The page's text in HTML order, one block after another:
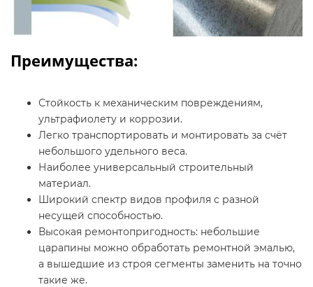
Преимущества:
Стойкость к механическим повреждениям,
ультрафиолету и коррозии.
Легко транспортировать и монтировать за счёт
небольшого удельного веса.
Наиболее универсальный строительный
материал.
Широкий спектр видов профиля с разной
несущей способностью.
Высокая ремонтопригодность: небольшие
царапины можно обработать ремонтной эмалью,
а вышедшие из строя сегменты заменить на точно
такие же.